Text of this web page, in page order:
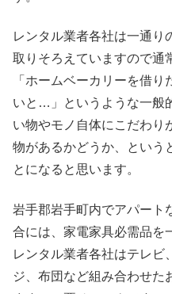
レンタル業者各社は一通り
取りそろえていますので通
「ホームベーカリーを借
いと…」というような一般
い物やモノ自体にこだわり
物があるかどうか、という
とになると思います。
岩手郡岩手町内でアパート
合には、家電家具必需品を
レンタル業者各社はテレビ
ジ、布団など組み合わせた